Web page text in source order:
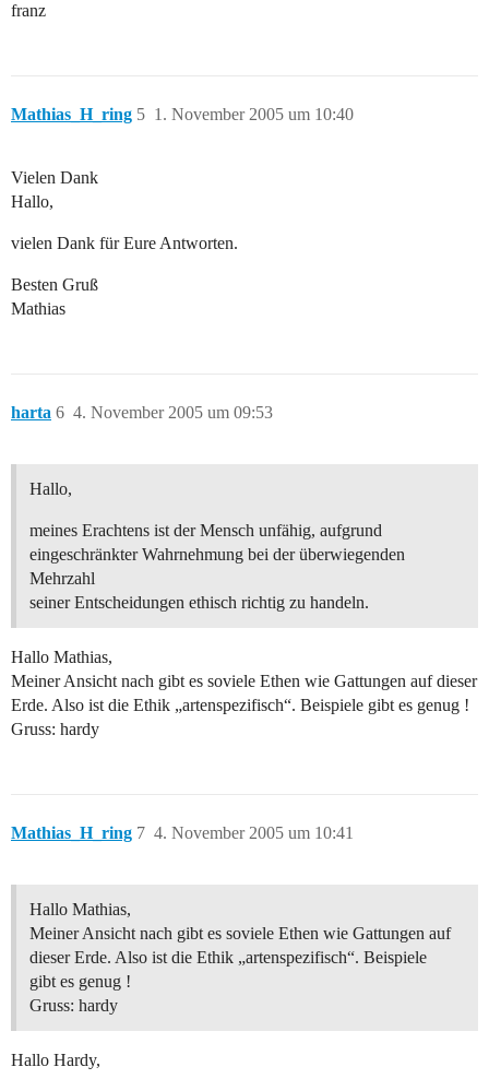
franz
Mathias_H_ring 1. November 2005 um 10:40
5
Vielen Dank
Hallo,
vielen Dank für Eure Antworten.
Besten Gruß
Mathias
harta 4. November 2005 um 09:53
6
Hallo,
meines Erachtens ist der Mensch unfähig, aufgrund
eingeschränkter Wahrnehmung bei der überwiegenden
Mehrzahl
seiner Entscheidungen ethisch richtig zu handeln.
Hallo Mathias,
Meiner Ansicht nach gibt es soviele Ethen wie Gattungen auf dieser
Erde. Also ist die Ethik „artenspezifisch“. Beispiele gibt es genug !
Gruss: hardy
Mathias_H_ring 4. November 2005 um 10:41
7
Hallo Mathias,
Meiner Ansicht nach gibt es soviele Ethen wie Gattungen auf
dieser Erde. Also ist die Ethik „artenspezifisch“. Beispiele
gibt es genug !
Gruss: hardy
Hallo Hardy,